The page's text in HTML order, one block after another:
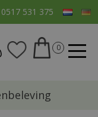
0517 531 375